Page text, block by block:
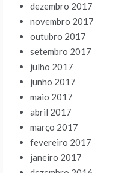
dezembro 2017
novembro 2017
outubro 2017
setembro 2017
julho 2017
junho 2017
maio 2017
abril 2017
março 2017
fevereiro 2017
janeiro 2017